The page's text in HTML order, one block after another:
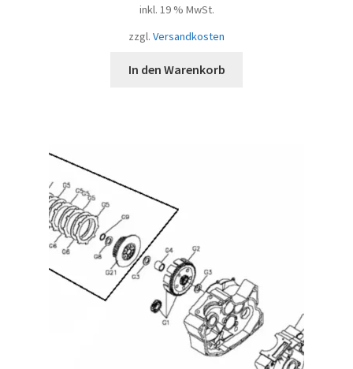
inkl. 19 % MwSt.
zzgl. Versandkosten
In den Warenkorb